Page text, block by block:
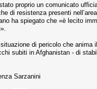
proprio un comunicato
di resistenza presenti
ha spiegato che «è lecito
situazione di pericolo che
subiti in Afghanistan - di
Sarzanini